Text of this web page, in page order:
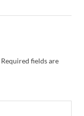
Required fields are